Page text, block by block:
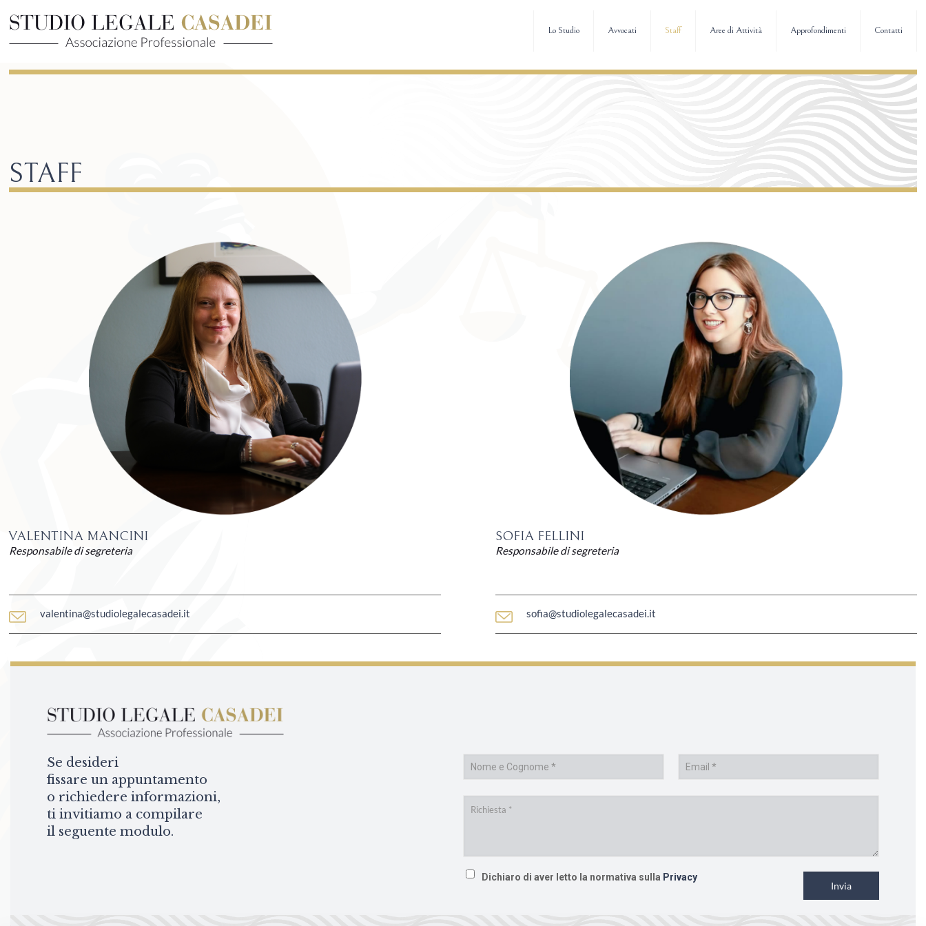
Lo Studio Avvocati Staff Aree di Attività Approfondimenti Contatti
STAFF
VALENTINA MANCINI
Responsabile di segreteria
valentina@studiolegalecasadei.it
SOFIA FELLINI
Responsabile di segreteria
sofia@studiolegalecasadei.it
Se desideri
fissare un appuntamento
o richiedere informazioni,
ti invitiamo a compilare
il seguente modulo.
Dichiaro di aver letto la normativa sulla Privacy